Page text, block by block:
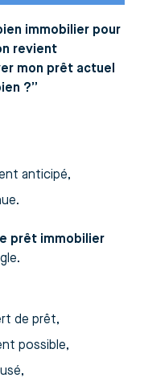
immobilier pour
revient
mon prêt actuel
?”
anticipé,
prêt immobilier
de prêt,
possible,